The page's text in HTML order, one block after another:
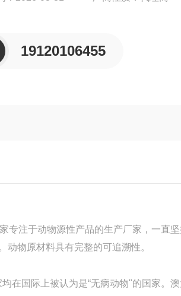
19120106455
专注于动物源性产品的生产厂家，一直
物原材料具有完整的可追溯性。
在国际上被认 为是“无病动物"的国家。